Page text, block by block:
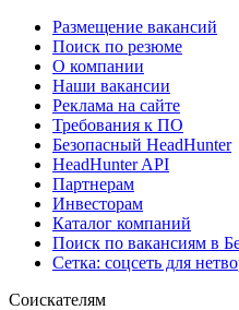
Размещение вакансий
Поиск по резюме
О компании
Наши вакансии
Реклама на сайте
Требования к ПО
Безопасный HeadHunter
HeadHunter API
Партнерам
Инвесторам
Каталог компаний
Поиск по вакансиям в
Сетка: соцсеть для
Соискателям